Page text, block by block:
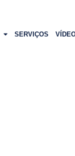
SERVIÇOS